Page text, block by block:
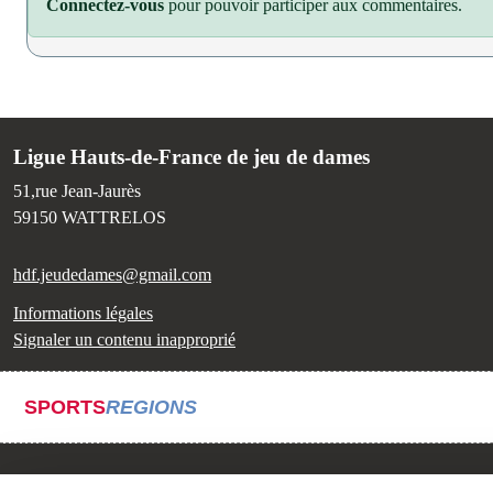
Connectez-vous pour pouvoir participer aux commentaires.
Ligue Hauts-de-France de jeu de dames
51,rue Jean-Jaurès
59150 WATTRELOS
hdf.jeudedames@gmail.com
Informations légales
Signaler un contenu inapproprié
SPORTSREGIONS